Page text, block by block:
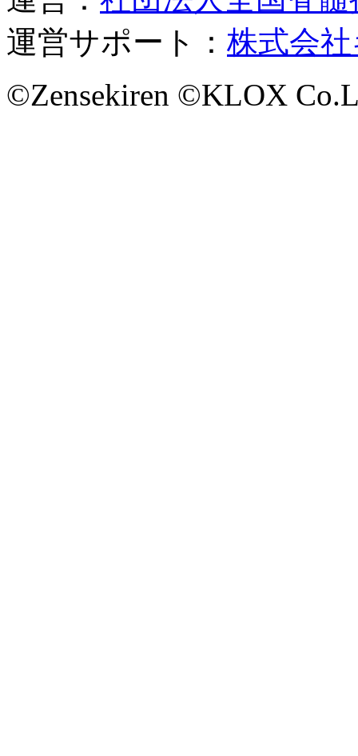
運営サポート： 株式会
©Zensekiren ©KLOX